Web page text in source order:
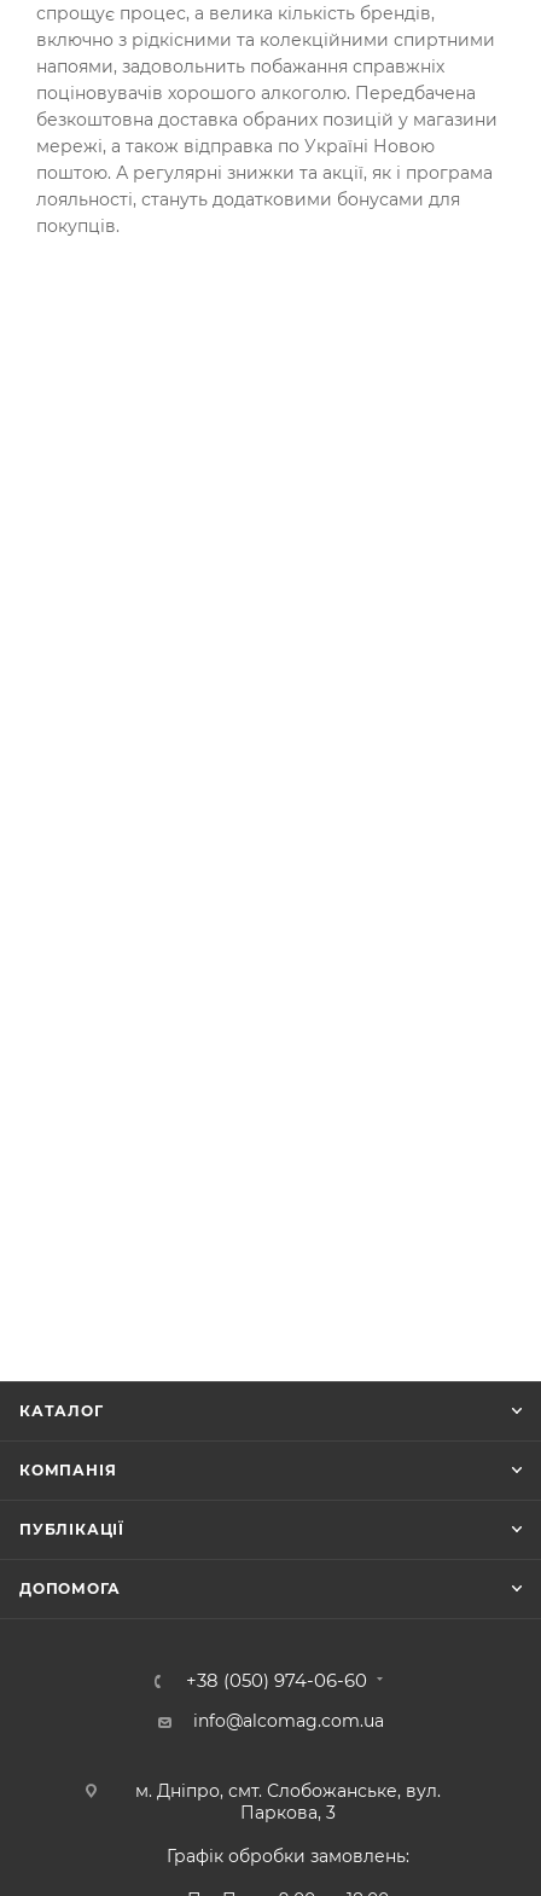
спрощує процес, а велика кількість брендів,
включно з рідкісними та колекційними спиртними
напоями, задовольнить побажання справжніх
поціновувачів хорошого алкоголю. Передбачена
безкоштовна доставка обраних позицій у магазини
мережі, а також відправка по Україні Новою
поштою. А регулярні знижки та акції, як і програма
лояльності, стануть додатковими бонусами для
покупців.
КАТАЛОГ
КОМПАНІЯ
ПУБЛІКАЦІЇ
ДОПОМОГА
+38 (050) 974-06-60
info@alcomag.com.ua
м. Дніпро, смт. Слобожанське, вул.
Паркова, 3
Графік обробки замовлень: